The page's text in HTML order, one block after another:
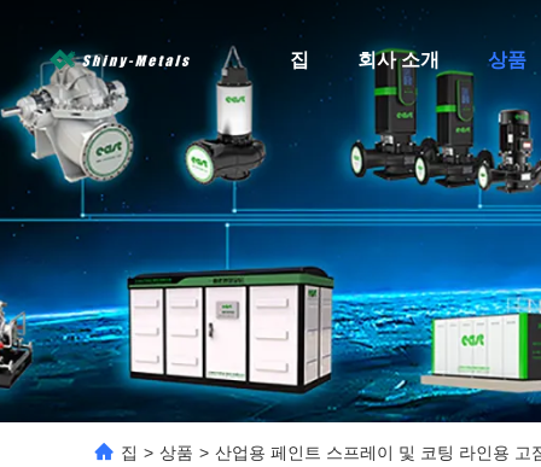
집 회사 소개 상품
집 > 상품 > 산업용 페인트 스프레이 및 코팅 라인용 고